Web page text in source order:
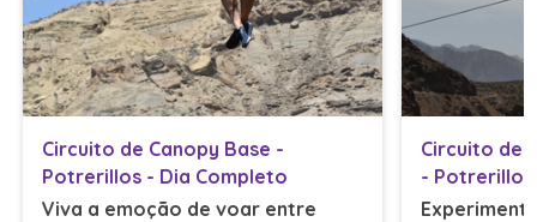
Circuito de Canopy Base -
Potrerillos - Dia Completo
Viva a emoção de voar entre
Circuito de
-